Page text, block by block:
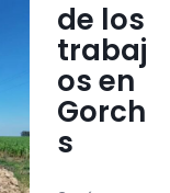
de los
trabaj
os en
Gorch
s